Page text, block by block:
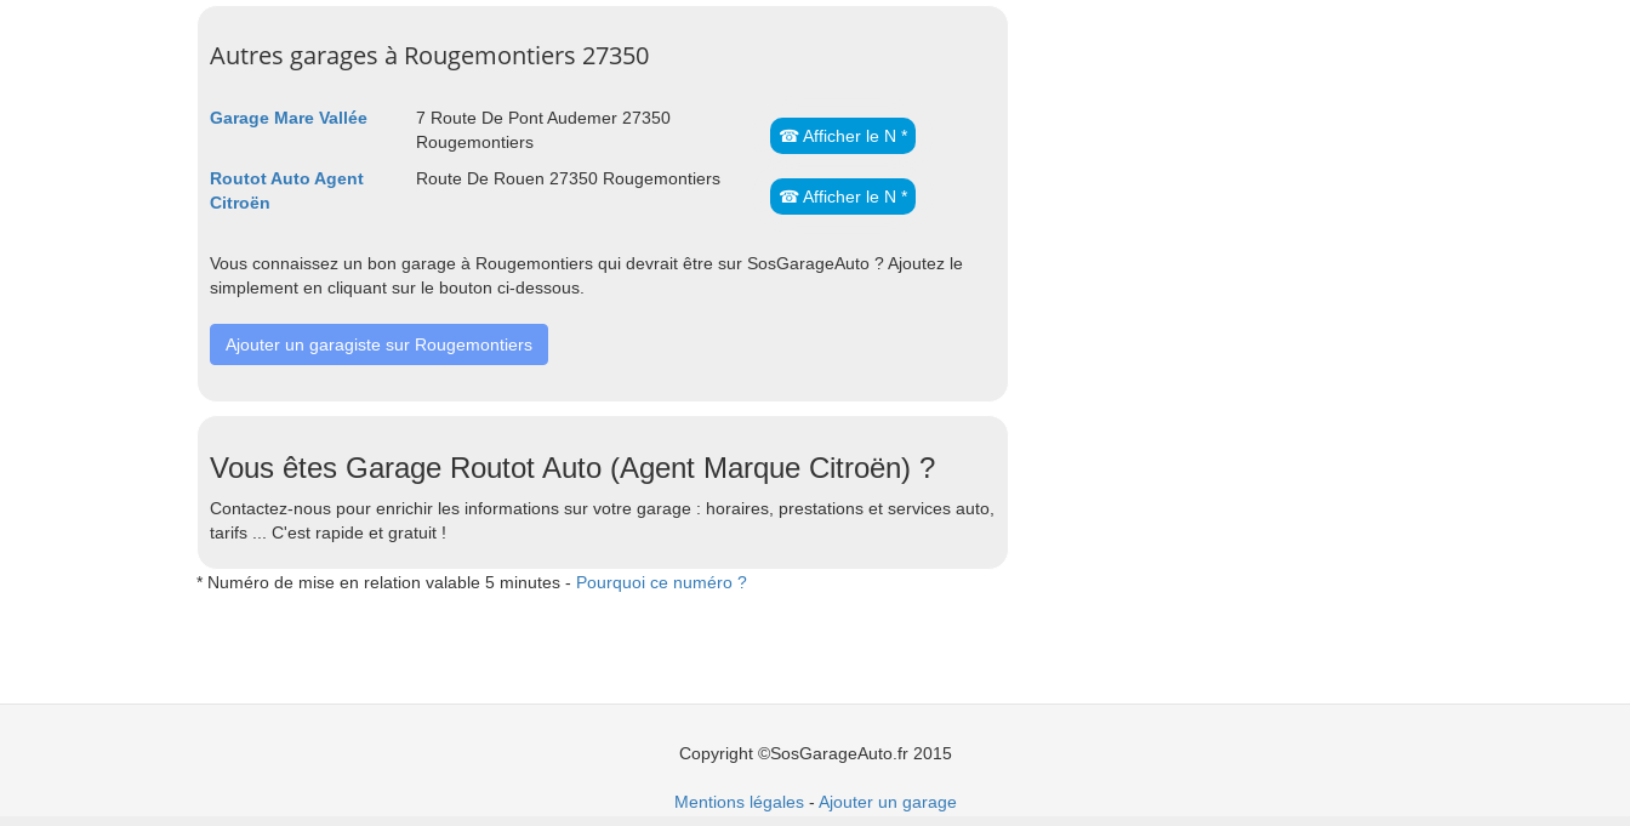
Autres garages à Rougemontiers 27350
Garage Mare Vallée
7 Route De Pont Audemer 27350
Rougemontiers
☎ Afficher le N *
Routot Auto Agent
Citroën
Route De Rouen 27350 Rougemontiers
☎ Afficher le N *
Vous connaissez un bon garage à Rougemontiers qui devrait être sur SosGarageAuto ? Ajoutez le
simplement en cliquant sur le bouton ci-dessous.
Ajouter un garagiste sur Rougemontiers
Vous êtes Garage Routot Auto (Agent Marque Citroën) ?
Contactez-nous pour enrichir les informations sur votre garage : horaires, prestations et services auto,
tarifs ... C'est rapide et gratuit !
* Numéro de mise en relation valable 5 minutes - Pourquoi ce numéro ?
Copyright ©SosGarageAuto.fr 2015
Mentions légales- Ajouter un garage